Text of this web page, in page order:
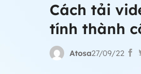
Cách tải
tính thành
Atosa27/09/22